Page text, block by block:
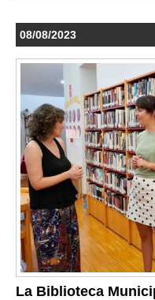
08/08/2023
La Biblioteca